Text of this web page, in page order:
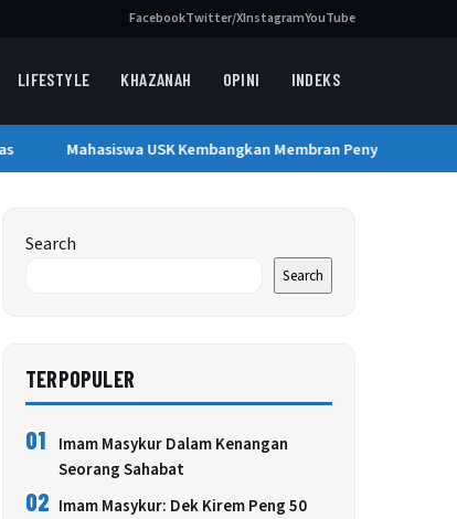
FacebookTwitter/XInstagramYouTube
LIFESTYLE KHAZANAH OPINI INDEKS
Mahasiswa USK Kembangkan Membran Penyaring Air
Search
Search
TERPOPULER
01
Imam Masykur Dalam Kenangan
Seorang Sahabat
02 Imam Masykur: Dek Kirem Peng 50